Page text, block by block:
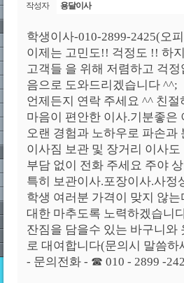
작성자
용달이사
학생이사-010-2899-2425(오
이제는 고민도!! 걱정도 !! 하
고객들 을 위해 저렴하고 걱
음으로 도와드리겠습니다 ^^;
언제든지 연락 주세요 ^^ 친
마음이 편안한 이사.기분좋은
오랜 경험과 노하우로 파손과
이사짐 보관 및 장거리 이사
부담 없이 전화 주세요 주야
특히 보관이사.포장이사.사정
학생 여러분 가격이 맞지 않
대한 마추도록 노력하겠습니
잔짐을 담을수 있는 바구니와
로 대여합니다(문의시 말씀하
- 문의전화 - ☎ 010 - 2899 -